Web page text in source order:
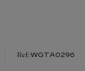
:WGTA0296